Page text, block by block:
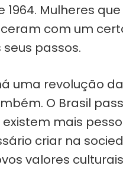
1964. Mulheres
com um
passos.
uma revolução
O Brasil
mais
criar na
valores